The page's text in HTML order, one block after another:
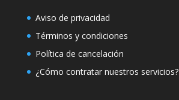
Aviso de privacidad
Términos y condiciones
Política de cancelación
¿Cómo contratar nuestros servicios?